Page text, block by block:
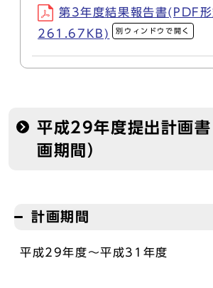
第3年度結果報告書(PDF形
261.67KB)
別ウィンドウで開く
平成29年度提出計画
画期間）
計画期間
平成29年度～平成31年度